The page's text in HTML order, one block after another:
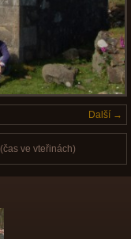
Další →
(čas ve vteřinách)